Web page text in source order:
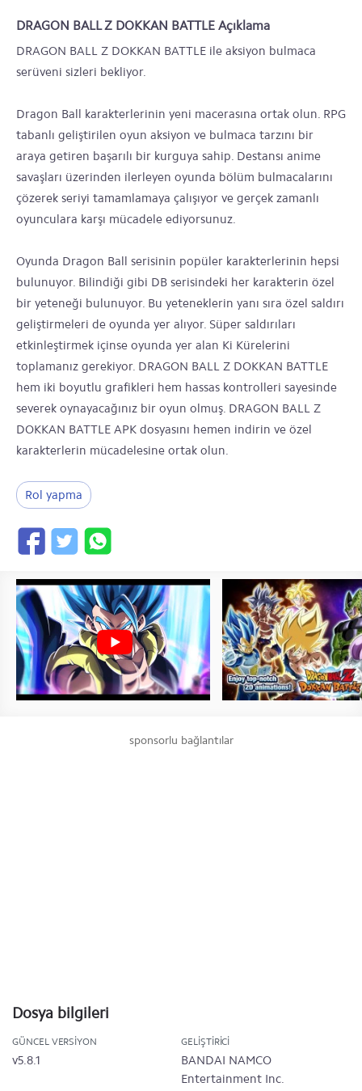
DRAGON BALL Z DOKKAN BATTLE Açıklama
DRAGON BALL Z DOKKAN BATTLE ile aksiyon bulmaca
serüveni sizleri bekliyor.
Dragon Ball karakterlerinin yeni macerasına ortak olun. RPG
tabanlı geliştirilen oyun aksiyon ve bulmaca tarzını bir
araya getiren başarılı bir kurguya sahip. Destansı anime
savaşları üzerinden ilerleyen oyunda bölüm bulmacalarını
çözerek seriyi tamamlamaya çalışıyor ve gerçek zamanlı
oyunculara karşı mücadele ediyorsunuz.
Oyunda Dragon Ball serisinin popüler karakterlerinin hepsi
bulunuyor. Bilindiği gibi DB serisindeki her karakterin özel
bir yeteneği bulunuyor. Bu yeteneklerin yanı sıra özel saldırı
geliştirmeleri de oyunda yer alıyor. Süper saldırıları
etkinleştirmek içinse oyunda yer alan Ki Kürelerini
toplamanız gerekiyor. DRAGON BALL Z DOKKAN BATTLE
hem iki boyutlu grafikleri hem hassas kontrolleri sayesinde
severek oynayacağınız bir oyun olmuş. DRAGON BALL Z
DOKKAN BATTLE APK dosyasını hemen indirin ve özel
karakterlerin mücadelesine ortak olun.
Rol yapma
sponsorlu bağlantılar
Dosya bilgileri
GÜNCEL VERSIYON
v5.8.1
GELIŞTIRICI
BANDAI NAMCO
Entertainment Inc.